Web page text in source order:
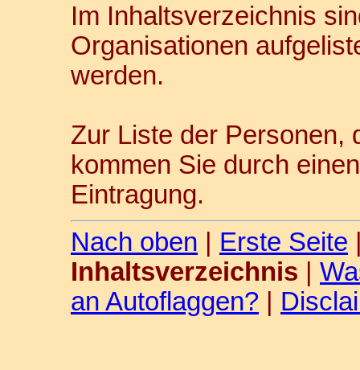
Im Inhaltsverzeichnis
Organisationen
werden.
Zur Liste der Personen,
kommen Sie durch
Eintragung.
Nach oben | Erste Seite
Inhaltsverzeichnis |
an Autoflaggen? |